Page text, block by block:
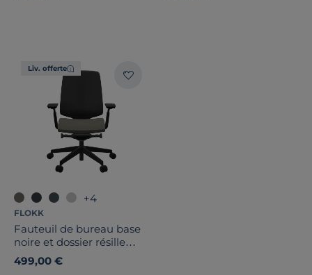
Liv. offerte
+4
FLOKK
Fauteuil de bureau base
noire et dossier résille
Light Up 250SL
499,00 €